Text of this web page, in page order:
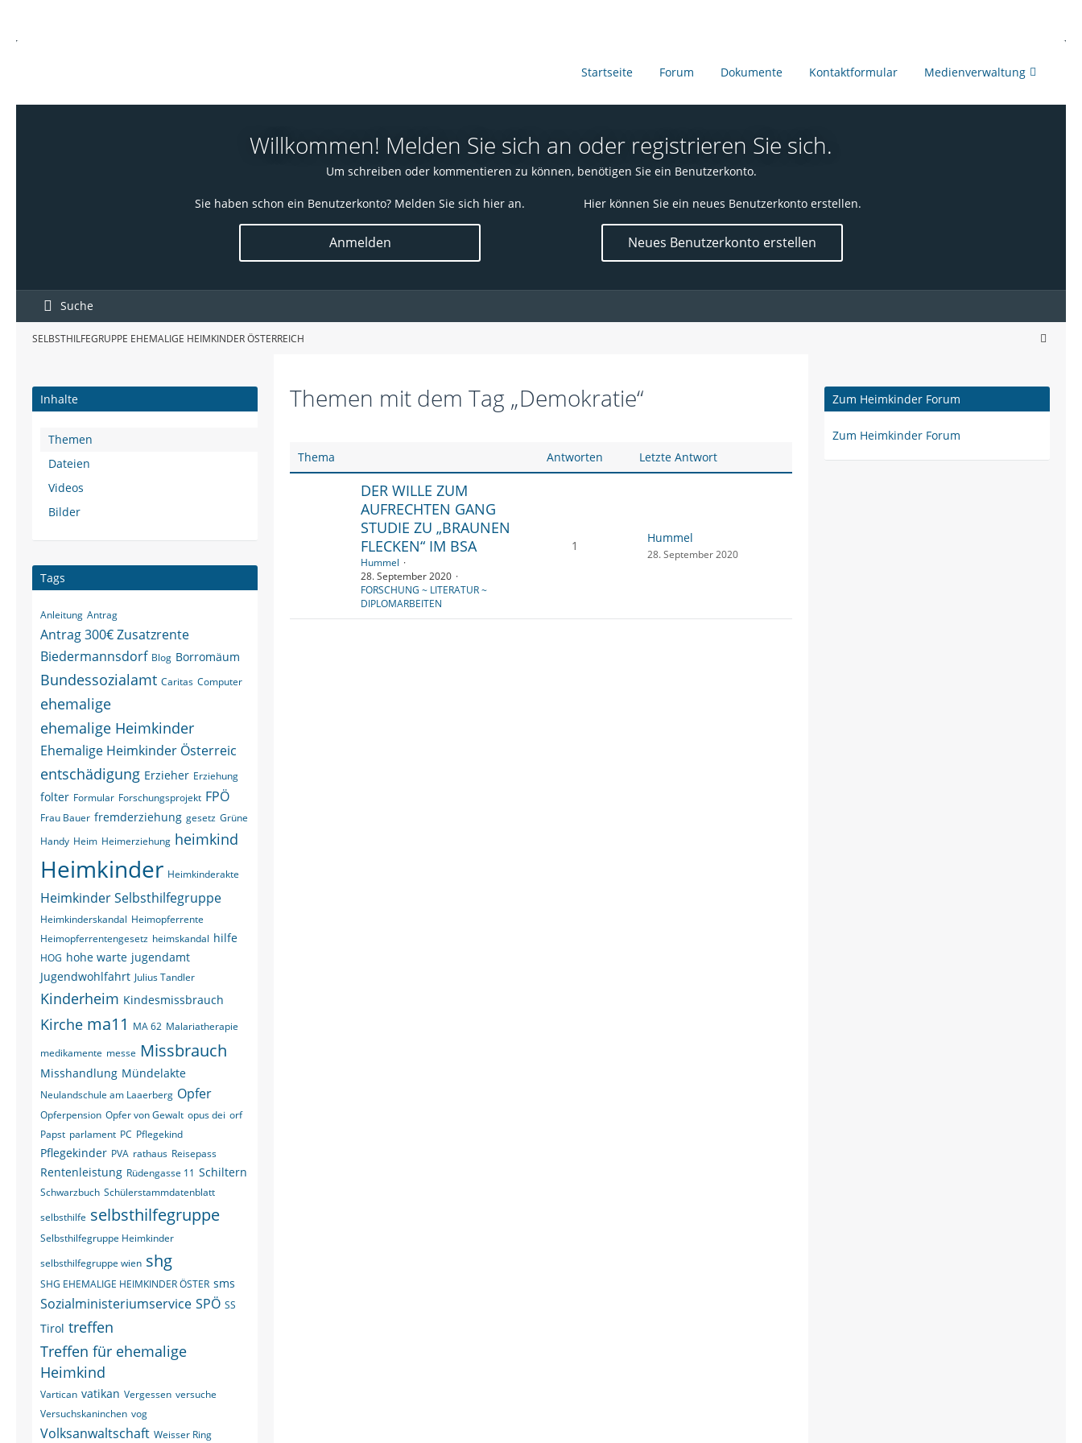
Startseite Forum Dokumente Kontaktformular Medienverwaltung
Willkommen! Melden Sie sich an oder registrieren Sie sich.
Um schreiben oder kommentieren zu können, benötigen Sie ein Benutzerkonto.
Sie haben schon ein Benutzerkonto? Melden Sie sich hier an.
Anmelden
Hier können Sie ein neues Benutzerkonto erstellen.
Neues Benutzerkonto erstellen
Suche
SELBSTHILFEGRUPPE EHEMALIGE HEIMKINDER ÖSTERREICH
Inhalte
Themen
Dateien
Videos
Bilder
Tags
Anleitung Antrag
Antrag 300€ Zusatzrente
Biedermannsdorf Blog Borromäum
Bundessozialamt Caritas Computer
ehemalige
ehemalige Heimkinder
Ehemalige Heimkinder Österreic
entschädigung Erzieher Erziehung
folter Formular Forschungsprojekt FPÖ
Frau Bauer fremderziehung gesetz Grüne
Handy Heim Heimerziehung heimkind
Heimkinder Heimkinderakte
Heimkinder Selbsthilfegruppe
Heimkinderskandal Heimopferrente
Heimopferrentengesetz heimskandal hilfe
HOG hohe warte jugendamt
Jugendwohlfahrt Julius Tandler
Kinderheim Kindesmissbrauch
Kirche ma11 MA 62 Malariatherapie
medikamente messe Missbrauch
Misshandlung Mündelakte
Neulandschule am Laaerberg Opfer
Opferpension Opfer von Gewalt opus dei orf
Papst parlament PC Pflegekind
Pflegekinder PVA rathaus Reisepass
Rentenleistung Rüdengasse 11 Schiltern
Schwarzbuch Schülerstammdatenblatt
selbsthilfe selbsthilfegruppe
Selbsthilfegruppe Heimkinder
selbsthilfegruppe wien shg
SHG EHEMALIGE HEIMKINDER ÖSTER sms
Sozialministeriumservice SPÖ SS
Tirol treffen
Treffen für ehemalige
Heimkind
Vartican vatikan Vergessen versuche
Versuchskaninchen vog
Volksanwaltschaft Weisser Ring
Themen mit dem Tag „Demokratie“
Thema Antworten Letzte Antwort
DER WILLE ZUM
AUFRECHTEN GANG
STUDIE ZU „BRAUNEN
FLECKEN“ IM BSA
Hummel
28. September 2020
FORSCHUNG ~ LITERATUR ~
DIPLOMARBEITEN
1
Hummel
28. September 2020
Zum Heimkinder Forum
Zum Heimkinder Forum